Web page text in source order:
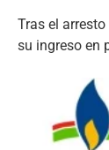
Tras el
su ingreso en